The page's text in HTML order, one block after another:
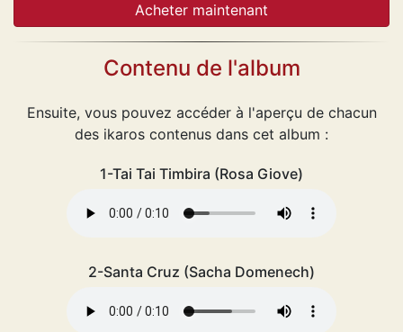
Contenu de l'album
Ensuite, vous pouvez accéder à l'aperçu de chacun
des ikaros contenus dans cet album :
1-Tai Tai Timbira (Rosa Giove)
2-Santa Cruz (Sacha Domenech)